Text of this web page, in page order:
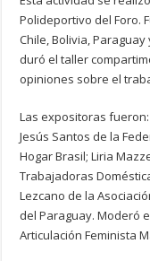
Polideportivo del Foro.
Chile, Bolivia,
duró el taller
opiniones sobre el
Las expositoras
Jesús Santos de la
Hogar Brasil; Liria
Trabajadoras
Lezcano de la
del Paraguay. Moderó
Articulación Feminista